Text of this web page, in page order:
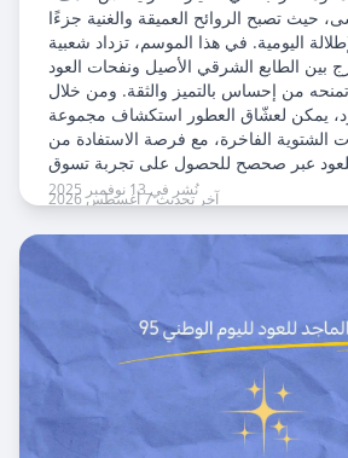
حيث تصبح الروائح العميقة والغنية جزءًا
اليومية. في هذا الموسم، تزداد شعبية
بين الطابع الشرقي الأصيل ونفحات العود
والعنبر والمسك، لما تمنحه من إحساس بالتميز والثقة. ومن خلال
يمكن لعشّاق العطور استكشاف مجموعة
الشتوية الفاخرة، مع فرصة الاستفادة من
عبر صحصح للحصول على تجربة تسوق
نُشر في 13 نوفمبر 2025
آخر تحديث 7 أغسطس 2026